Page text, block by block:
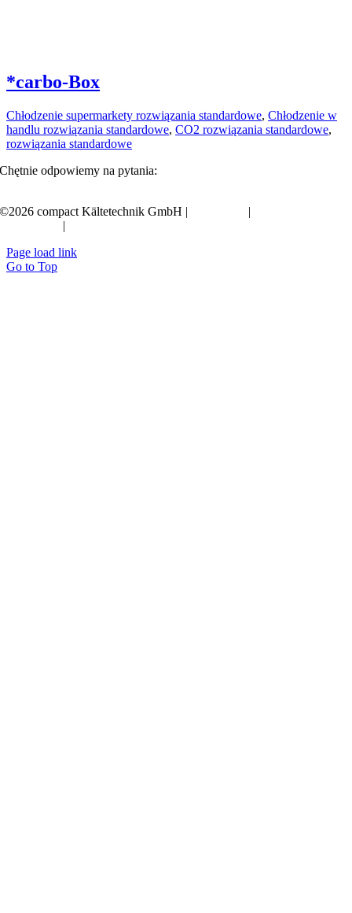
*carbo-Box
Chłodzenie supermarkety rozwiązania standardowe, Chłodzenie w
handlu rozwiązania standardowe, CO2 rozwiązania standardowe,
rozwiązania standardowe
Chętnie odpowiemy na pytania:
©2026 compact Kältetechnik GmbH |
|
|
Page load link
Go to Top